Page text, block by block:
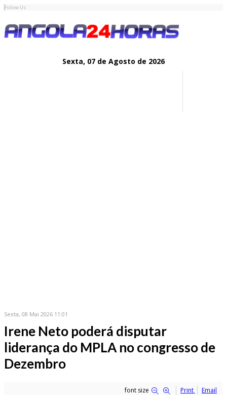
Follow Us
Sexta, 07 de Agosto de 2026
Sexta, 08 Mai 2026 11:01
Irene Neto poderá disputar
liderança do MPLA no congresso de
Dezembro
font size Print Email